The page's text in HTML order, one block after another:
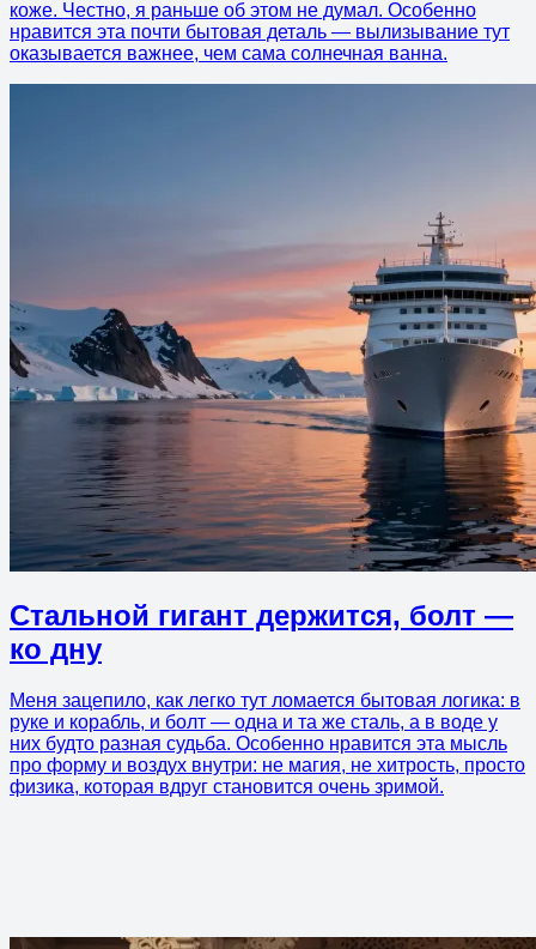
коже. Честно, я раньше об этом не думал. Особенно
нравится эта почти бытовая деталь — вылизывание тут
оказывается важнее, чем сама солнечная ванна.
Стальной гигант держится, болт —
ко дну
Меня зацепило, как легко тут ломается бытовая логика: в
руке и корабль, и болт — одна и та же сталь, а в воде у
них будто разная судьба. Особенно нравится эта мысль
про форму и воздух внутри: не магия, не хитрость, просто
физика, которая вдруг становится очень зримой.